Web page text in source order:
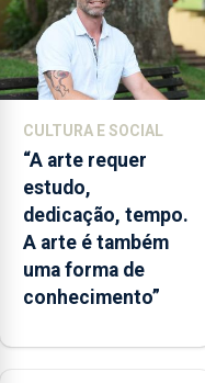
dos
museus
e
núcleos
integrados
na
Rede
Municipal
de
Museus
aos
durante
CULTURA E SOCIAL
“A arte requer
estudo,
dedicação, tempo.
A arte é também
uma forma de
conhecimento”